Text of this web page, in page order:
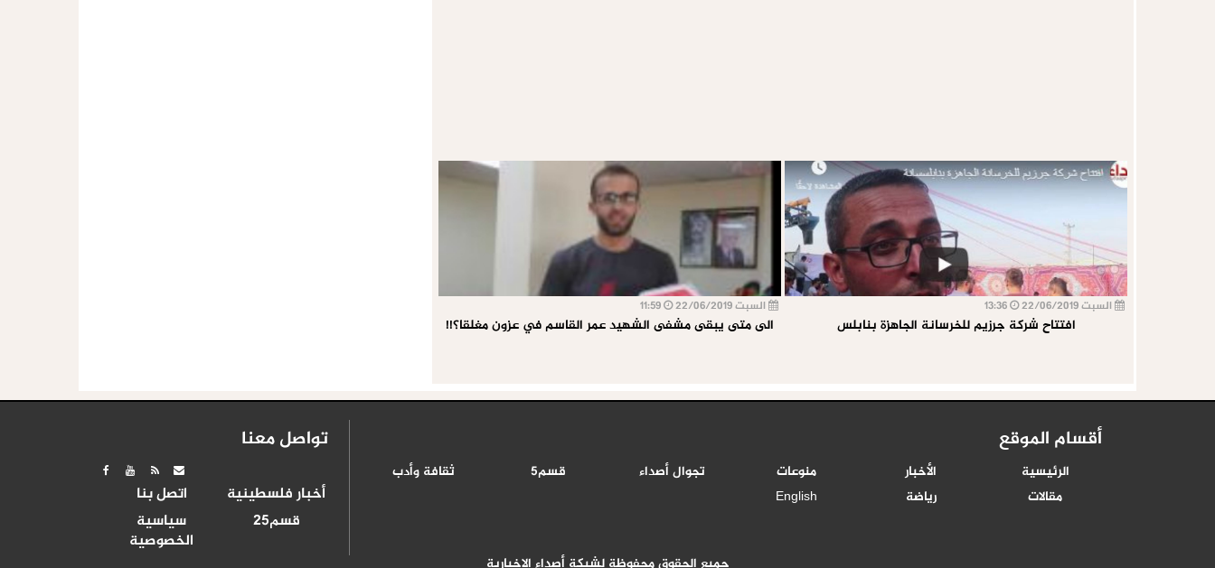
السبت 22/06/2019
افتتاح شركة جرزيم للخرسانة الجاهزة بنابلس
السبت 22/06/2019
الى متى يبقى مشفى الشهيد عمر القاسم في عزون مغلقا؟!!
أقسام الموقع
الرئيسية الأخبار منوعات تجوال أصداء قسم5
ثقافة وأدب
مقالات
رياضة English
تواصل معنا
أخبار فلسطينية
اتصل بنا
قسم25
سياسية
الخصوصية